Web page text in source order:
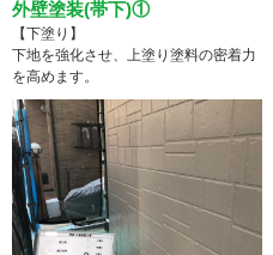
外壁塗装(帯下)①
【下塗り】
下地を強化させ、上塗り塗料の密着力
を高めます。